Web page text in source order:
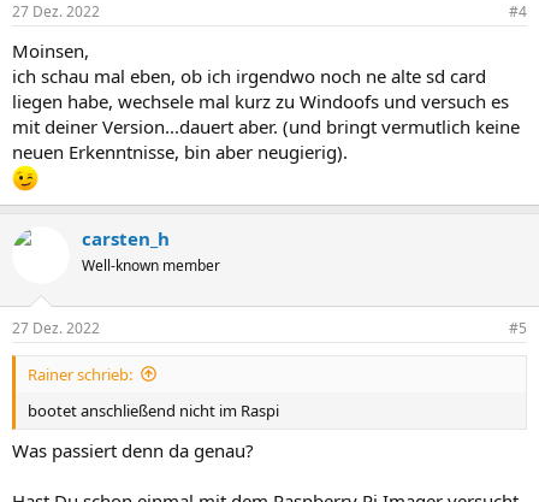
27 Dez. 2022 #4
Moinsen,
ich schau mal eben, ob ich irgendwo noch ne alte sd card
liegen habe, wechsele mal kurz zu Windoofs und versuch es
mit deiner Version...dauert aber. (und bringt vermutlich keine
neuen Erkenntnisse, bin aber neugierig).
carsten_h
Well-known member
27 Dez. 2022 #5
Rainer schrieb:
bootet anschließend nicht im Raspi
Was passiert denn da genau?